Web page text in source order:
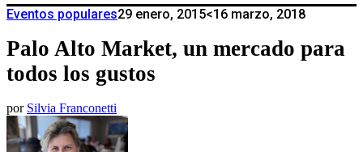
Eventos populares29 enero, 2015<16 marzo, 2018
Palo Alto Market, un mercado para
todos los gustos
por Silvia Franconetti